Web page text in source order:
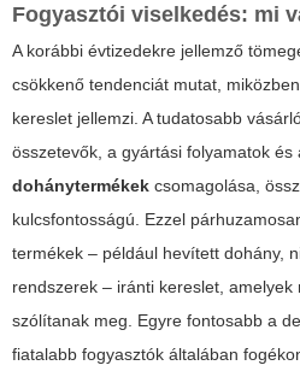
Fogyasztói viselkedés: mi
A korábbi évtizedekre jellemző
csökkenő tendenciát mutat,
kereslet jellemzi. A tudatosabb
összetevők, a gyártási folyamatok
dohánytermékek csomagolása,
kulcsfontosságú. Ezzel
termékek – például hevített dohány,
rendszerek – iránti kereslet,
szólítanak meg. Egyre fontosabb a
fiatalabb fogyasztók általában